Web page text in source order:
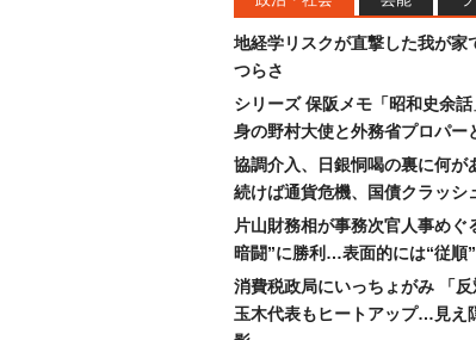
地経学リスクが直撃した我が家
つらさ
シリーズ 保阪メモ「昭和史余
身の野村大使と外務省プロパー
協調介入、日銀恫喝の裏に何が
続けば通貨危機、国債クラッシ
片山財務相が事務次官人事めぐ
暗闘”に勝利…表面的には“従順
消費税政局にいっちょがみ 「反
玉木代表もヒートアップ…見え